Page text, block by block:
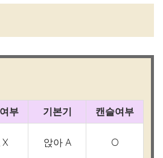
부 기본기
캔슬여부
X 앉아 A O